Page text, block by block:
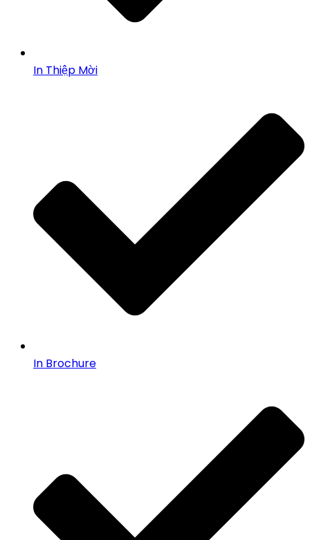
In Thiệp Mời
In Brochure